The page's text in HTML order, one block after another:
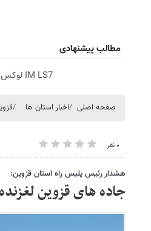
مطالب پیشنهادی
IM LS7 لوکس ترین شاسی بلند برقی ایران
صفحه اصلی اخبار استان ها
۰ نفر
هشدار رئیس پلیس راه استان قزوین:
جاده های قزوین